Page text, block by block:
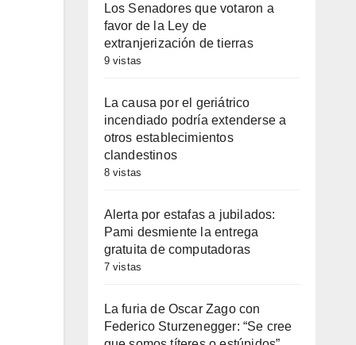
Los Senadores que votaron a
favor de la Ley de
extranjerización de tierras
9 vistas
La causa por el geriátrico
incendiado podría extenderse a
otros establecimientos
clandestinos
8 vistas
Alerta por estafas a jubilados:
Pami desmiente la entrega
gratuita de computadoras
7 vistas
La furia de Oscar Zago con
Federico Sturzenegger: “Se cree